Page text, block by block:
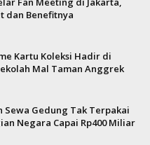
dan Benefitnya
Kartu Koleksi Hadir di
Mal Taman Anggrek
Sewa Gedung Tak Terpakai
Negara Capai Rp400 Miliar